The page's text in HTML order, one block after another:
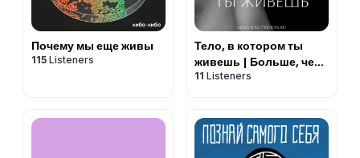
Почему мы еще живы
115 Listeners
Тело, в котором ты
живешь | Больше, чем
психология
11 Listeners